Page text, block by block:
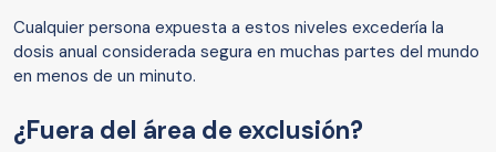
Cualquier persona expuesta a estos niveles excedería la
dosis anual considerada segura en muchas partes del mundo
en menos de un minuto.
¿Fuera del área de exclusión?